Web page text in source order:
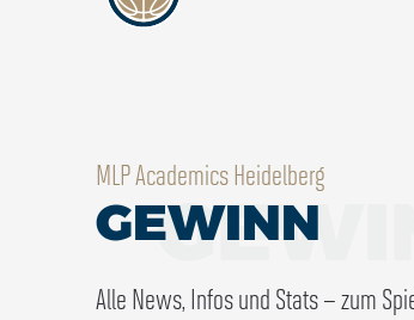
MLP Academics Heidelberg
GEWINN
Alle News, Infos und Stats – zum